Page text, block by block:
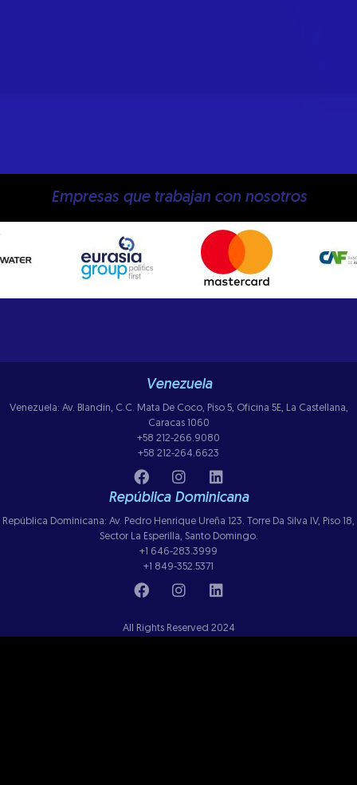
Empresas que trabajan con nosotros
Venezuela
Venezuela: Av. Blandin, C.C. Mata De Coco, Piso 5, Oficina 5E, La Castellana,
Caracas 1060
+58 212-266.9080
+58 212-264.6623
República Dominicana
República Dominicana: Av. Pedro Henrique Ureña 123. Torre Da Silva IV, Piso 18,
Sector La Esperilla, Santo Domingo.
+1 646-283.3999
+1 849-352.5371
All Rights Reserved 2024